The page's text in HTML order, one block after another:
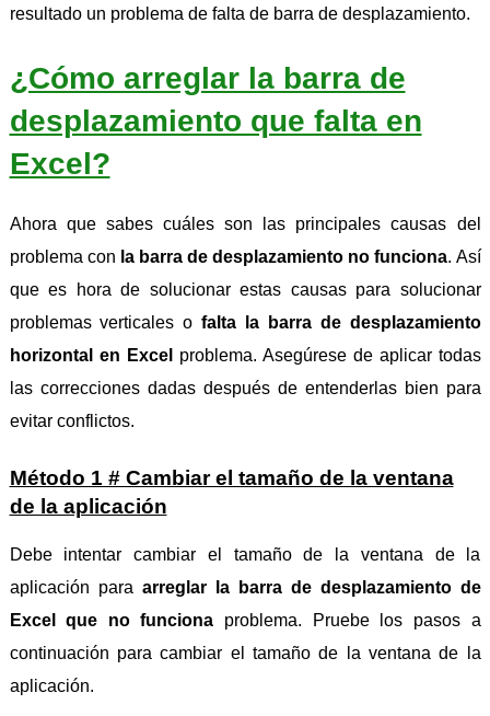
resultado un problema de falta de barra de desplazamiento.
¿Cómo arreglar la barra de
desplazamiento que falta en
Excel?
Ahora que sabes cuáles son las principales causas del
problema con la barra de desplazamiento no funciona. Así
que es hora de solucionar estas causas para solucionar
problemas verticales ofalta la barra de desplazamiento
horizontal en Excel
problema. Asegúrese de aplicar todas
las correcciones dadas después de entenderlas bien para
evitar conflictos.
Método 1 # Cambiar el tamaño de la ventana
de la aplicación
Debe intentar cambiar el tamaño de la ventana de la
aplicación para arreglar la barra de desplazamiento de
Excel que no funciona problema. Pruebe los pasos a
continuación para cambiar el tamaño de la ventana de la
aplicación.